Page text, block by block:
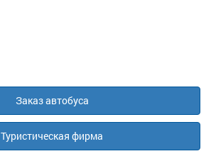
Заказ автобуса
Туристическая фирма